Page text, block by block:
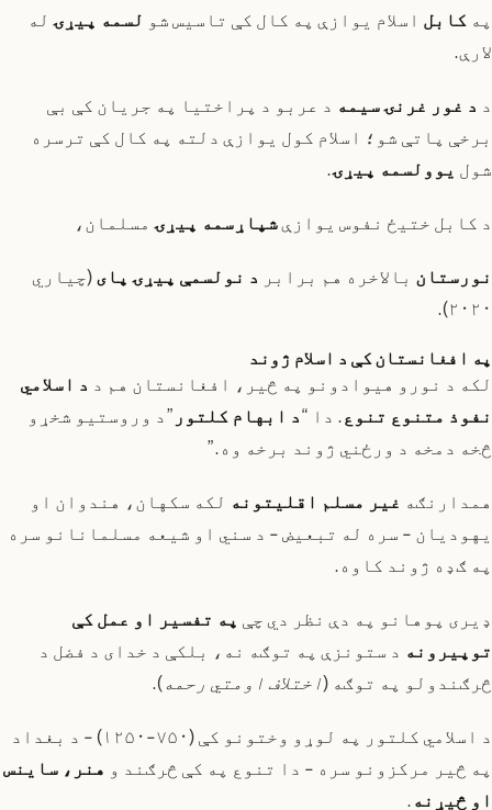
په کابل اسلام یوازې په کال کې تاسیس شو لسمه پیړۍ له
لارې.
د د غور غرنۍ سیمه د عربو د پراختیا په جریان کې بې
برخې پاتې شو؛ اسلام کول یوازې دلته په کال کې ترسره
شول یوولسمه پیړۍ.
د کابل ختیځ نفوس یوازېشپاړسمه پیړۍ مسلمان،
نورستان بالاخره هم برابر د نولسمې پیړۍ پای(چیاري
۲۰۲۰).
په افغانستان کې د اسلام ژوند
لکه د نورو هیوادونو په څیر، افغانستان هم د د اسلامي
نفوذ متنوع تنوع. دا “د ابهام کلتور ”د وروستیو شخړو
څخه دمخه د ورځني ژوند برخه وه.”
همدارنګه غیر مسلم اقلیتونه لکه سکهان، هندوان او
یهودیان - سره له تبعیض - د سني او شیعه مسلمانانو سره
په ګډه ژوند کاوه.
ډیری پوهانو په دې نظر دي چې په تفسیر او عمل کې
توپیرونه د ستونزې په توګه نه، بلکې د خدای د فضل د
څرګندولو په توګه (اختلاف اومتي رحمه).
د اسلامي کلتور په لوړو وختونو کې (۷۵۰-۱۲۵۰) - د بغداد
په څیر مرکزونو سره - دا تنوع په کې څرګند و هنر، ساینس
او څیړنه.